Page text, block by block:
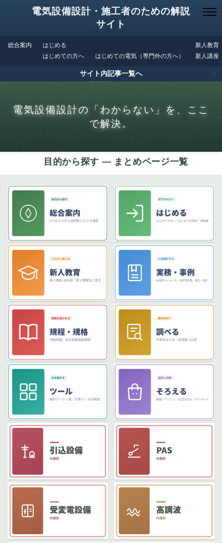
電気設備設計・施工者のための解説
サイト
総合案内
はじめる
はじめての方へ
はじめての電気（専門外の方へ）
新人教育
新人講座
サイト内記事一覧へ
電気設備設計の「わからない」を、ここ
で解決。